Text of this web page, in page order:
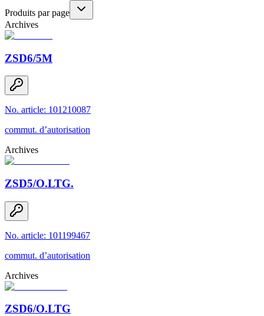
Produits par page
Archives
ZSD6/5M
No. article: 101210087
commut. d’autorisation
Archives
ZSD5/O.LTG.
No. article: 101199467
commut. d’autorisation
Archives
ZSD6/O.LTG